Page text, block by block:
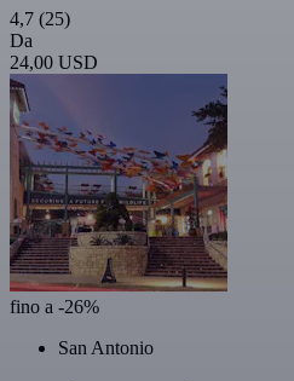
4,7 (25)
Da
24,00 USD
fino a -26%
San Antonio